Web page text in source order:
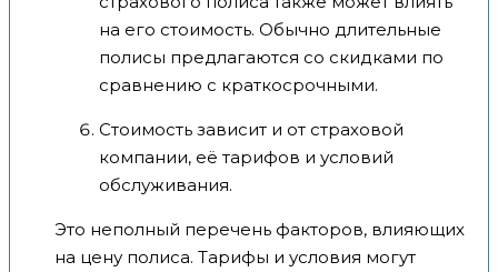
на его стоимость. Обычно длительные
полисы предлагаются со скидками по
сравнению с краткосрочными.
Стоимость зависит и от страховой
компании, её тарифов и условий
обслуживания.
Это неполный перечень факторов, влияющих
на цену полиса. Тарифы и условия могут